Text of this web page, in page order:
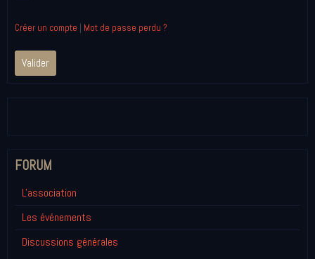
Créer un compte | Mot de passe perdu ?
Valider
FORUM
L'association
Les événements
Discussions générales